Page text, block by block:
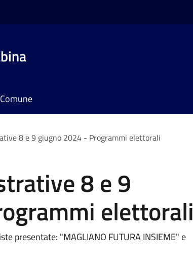
8 e 9 giugno 2024 - Programmi elettorali
8 e 9
elettorali
presentate: "MAGLIANO FUTURA INSIEME" e